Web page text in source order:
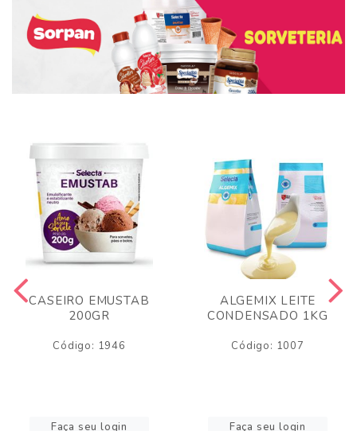
CASEIRO EMUSTAB
200GR
Código: 1946
Faça seu login
ALGEMIX LEITE
CONDENSADO 1KG
Código: 1007
Faça seu login